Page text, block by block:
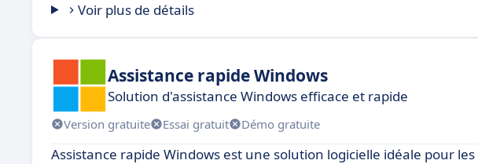
Voir plus de détails
Assistance rapide Windows
Solution d'assistance Windows efficace et rapide
Version gratuite Essai gratuit Démo gratuite
Assistance rapide Windows est une solution logicielle idéale pour